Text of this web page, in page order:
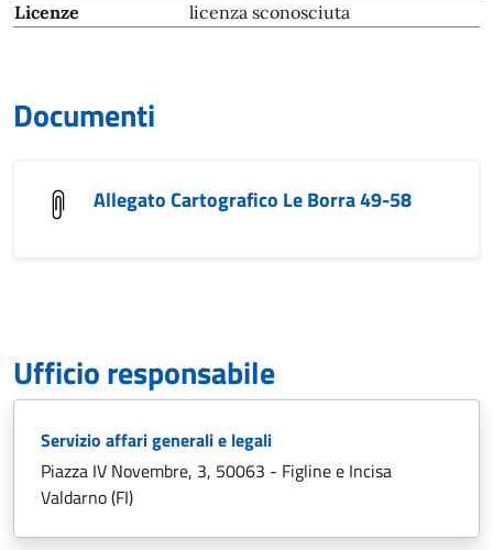
Licenze licenza sconosciuta
Documenti
Allegato Cartografico Le Borra 49-58
Ufficio responsabile
Servizio affari generali e legali
Piazza IV Novembre, 3, 50063 - Figline e Incisa
Valdarno (FI)